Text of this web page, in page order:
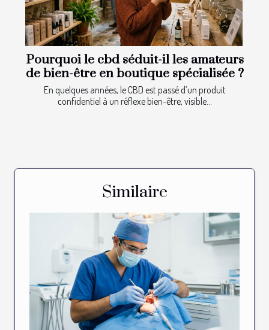
Pourquoi le cbd séduit-il les amateurs
de bien-être en boutique spécialisée ?
En quelques années, le CBD est passé d’un produit
confidentiel à un réflexe bien-être, visible...
Similaire